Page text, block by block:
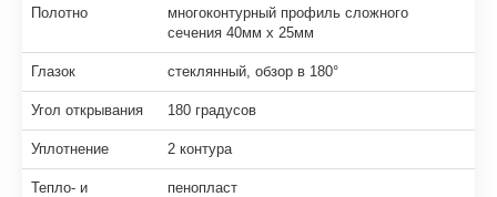
Полотно
многоконтурный профиль сложного
сечения 40мм х 25мм
Глазок стеклянный, обзор в 180°
Угол открывания 180 градусов
Уплотнение 2 контура
Тепло- и
пенопласт